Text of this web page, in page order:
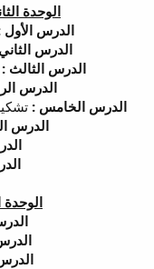
الوحدة
الدرس الأول
الدرس
الدرس الثالث :
الدرس
الدرس الخامس :
الدرس
الوحدة